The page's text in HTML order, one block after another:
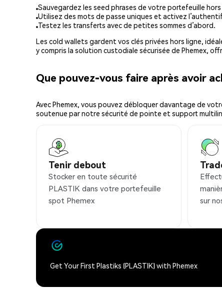
Sauvegardez les seed phrases de votre portefeuille
Utilisez des mots de passe uniques et activez
Testez les transferts avec de petites sommes d’abord.
Les cold wallets gardent vos clés privées hors ligne,
y compris la solution custodiale sécurisée de Phemex,
Que pouvez-vous faire après avoir
Avec Phemex, vous pouvez débloquer davantage de
soutenue par notre sécurité de pointe et support
Tenir debout
Stocker en toute sécurité
PLASTIK dans votre portefeuille
spot Phemex
sur
Get Your First Plastiks (PLASTIK) with Phemex